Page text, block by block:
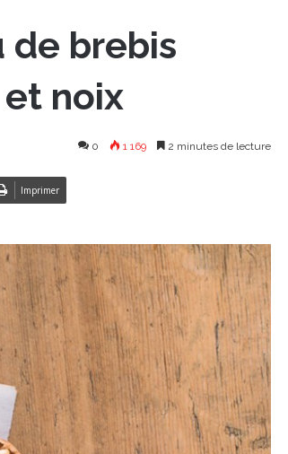
de brebis
et noix
0 1 169 2 minutes de lecture
Imprimer